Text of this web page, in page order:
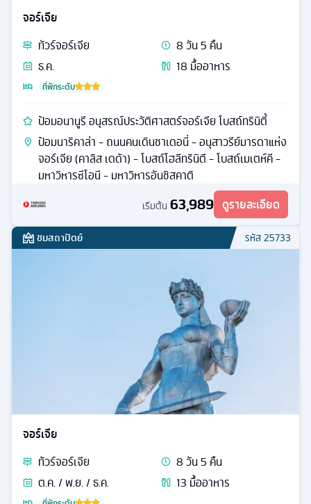
จอร์เจีย
ทัวร์จอร์เจีย 8วัน5 คืน
ธ.ค.
18 มื้ออาหาร
ที่พักระดับ
ป้อมอนานูรี อนุสรณ์ประวัติศาสตร์จอร์เจีย โบสถ์ทรินิตี้
ป้อมนาริคาล่า - ถนนคนเดินชาเดอนี่ - อนุสาวรีย์มารดาแห่ง
จอร์เจีย (คาลิส เดด้า) - โบสถ์โฮลีทรินิตี - โบสถ์เมเตห์คี -
มหาวิหารซีโอนี - มหาวิหารอันชิสคาติ
เริ่มต้น 63,989 ดูรายละเอียด
ชมสถาปัตย์ รหัส25733
จอร์เจีย
ทัวร์จอร์เจีย 8วัน5 คืน
ต.ค. / พ.ย. / ธ.ค.
13 มื้ออาหาร